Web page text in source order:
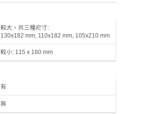
較大，共三種尺寸:
130x182 mm, 110x182 mm, 105x210 mm
較小: 115 x 160 mm
有
無